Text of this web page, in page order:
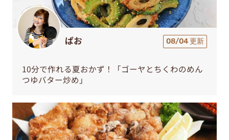
ぱお 08/04 更新
10分で作れる夏おかず！「ゴーヤとちくわのめん
つゆバター炒め」